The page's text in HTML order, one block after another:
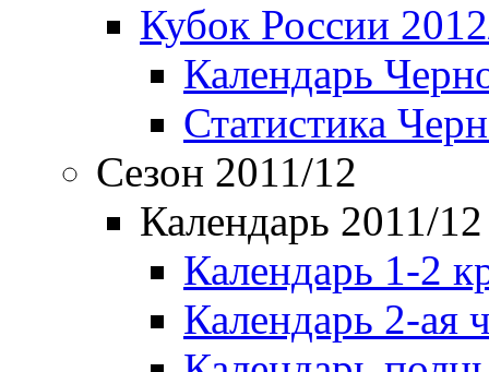
Кубок России
Календарь
Статистика
Сезон 2011/12
Календарь 2011/12
Календарь 1-2
Календарь 2-ая